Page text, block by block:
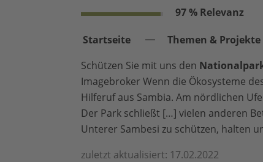
97 % Relevanz
Startseite Themen & Projekte
Schützen Sie mit uns den
Imagebroker Wenn die Ökosysteme
Hilferuf aus Sambia. Am nördlichen
Der Park schließt […] vielen anderen
Unterer Sambesi zu schützen, halten
zuletzt aktualisiert: 17.02.2022